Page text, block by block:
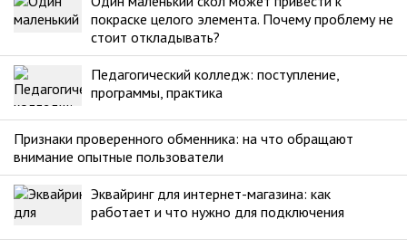
покраске целого элемента. Почему проблему не
стоит откладывать?
Педагогический колледж: поступление,
программы, практика
Признаки проверенного обменника: на что обращают
внимание опытные пользователи
Эквайринг для интернет-магазина: как
работает и что нужно для подключения